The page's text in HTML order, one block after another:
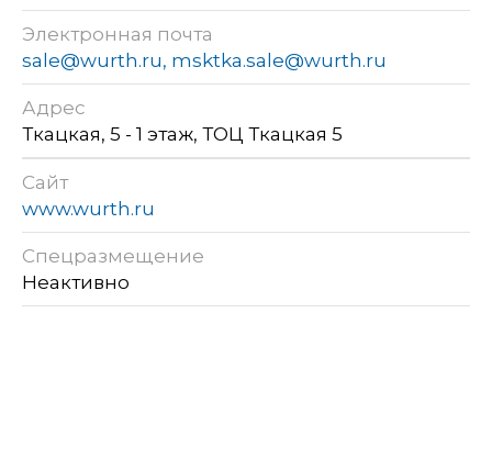
Электронная почта
sale@wurth.ru, msktka.sale@wurth.ru
Адрес
Ткацкая, 5 - 1 этаж, ТОЦ Ткацкая 5
Сайт
www.wurth.ru
Спецразмещение
Неактивно